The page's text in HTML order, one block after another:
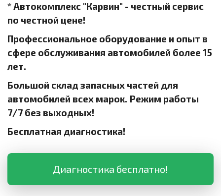
* Автокомплекс "Карвин" - честный сервис
по честной цене!
Профессиональное оборудование и опыт в
сфере обслуживания автомобилей более 15
лет.
Большой склад запасных частей для
автомобилей всех марок. Режим работы
7/7 без выходных!
Бесплатная диагностика!
Диагностика бесплатно!